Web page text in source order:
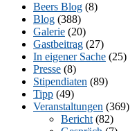
Beers Blog (8)
Blog (388)
Galerie (20)
Gastbeitrag (27)
In eigener Sache (25)
Presse (8)
Stipendiaten (89)
Tipp (49)
Veranstaltungen (369)
Bericht (82)